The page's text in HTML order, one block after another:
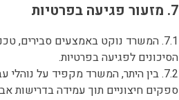
7. מזעור פגיעה בפרטיות
7.1. המשרד נוקט באמצעים סבירים,
הסיכונים לפגיעה בפרטיות.
7.2. בין היתר, המשרד מקפיד על
ספקים חיצוניים תוך עמידה בדרישות